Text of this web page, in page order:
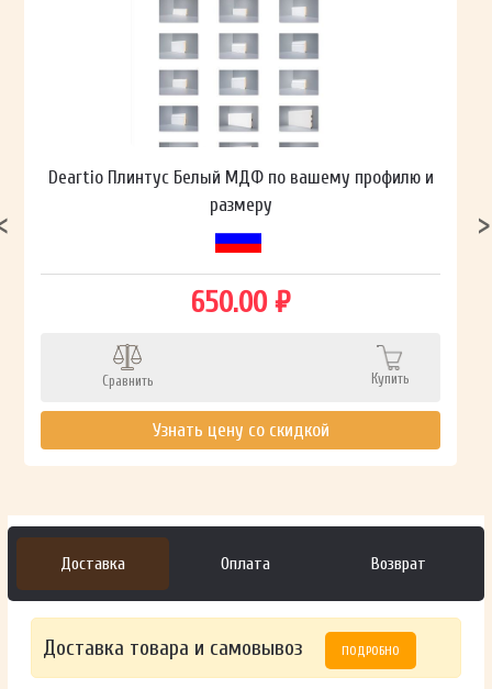
Deartio Плинтус Белый МДФ по вашему профилю и
размеру
650.00 ₽
Сравнить Купить
Узнать цену со скидкой
Доставка Оплата Возврат
Доставка товара и самовывоз ПОДРОБНО